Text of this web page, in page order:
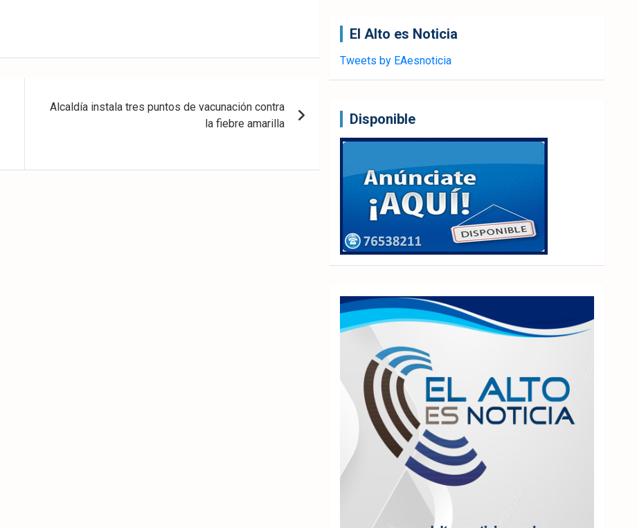
Alcaldía instala tres puntos de vacunación contra
la fiebre amarilla
El Alto es Noticia
Tweets by EAesnoticia
Disponible